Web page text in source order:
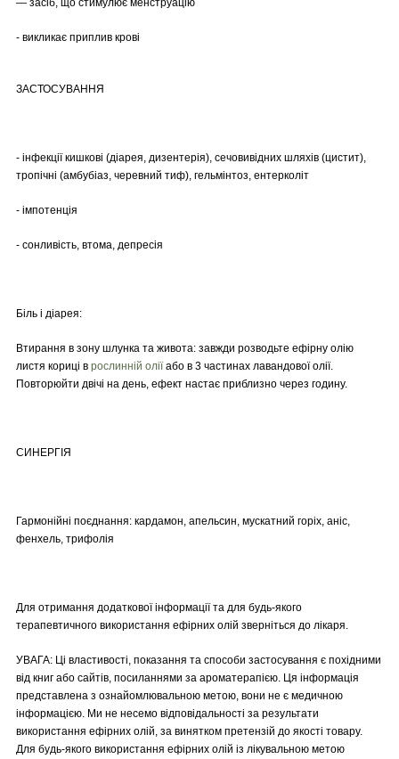
- викликає приплив крові
ЗАСТОСУВАННЯ
- інфекції кишкові (діарея, дизентерія), сечовивідних шляхів (цистит),
тропічні (амбубіаз, черевний тиф), гельмінтоз, ентерколіт
- імпотенція
- сонливість, втома, депресія
Біль і діарея:
Втирання в зону шлунка та живота: завжди розводьте ефірну олію
листя кориці в рослинній оліїабо в 3 частинах лавандової олії.
Повторюйти двічі на день, ефект настає приблизно через годину.
СИНЕРГІЯ
Гармонійні поєднання: кардамон, апельсин, мускатний горіх, аніс,
фенхель, трифолія
Для отримання додаткової інформації та для будь-якого
терапевтичного використання ефірних олій зверніться до лікаря.
УВАГА: Ці властивості, показання та способи застосування є похідними
від книг або сайтів, посиланнями за ароматерапією. Ця інформація
представлена з ознайомлювальною метою, вони не є медичною
інформацією. Ми не несемо відповідальності за результати
використання ефірних олій, за винятком претензій до якості товару.
Для будь-якого використання ефірних олій із лікувальною метою